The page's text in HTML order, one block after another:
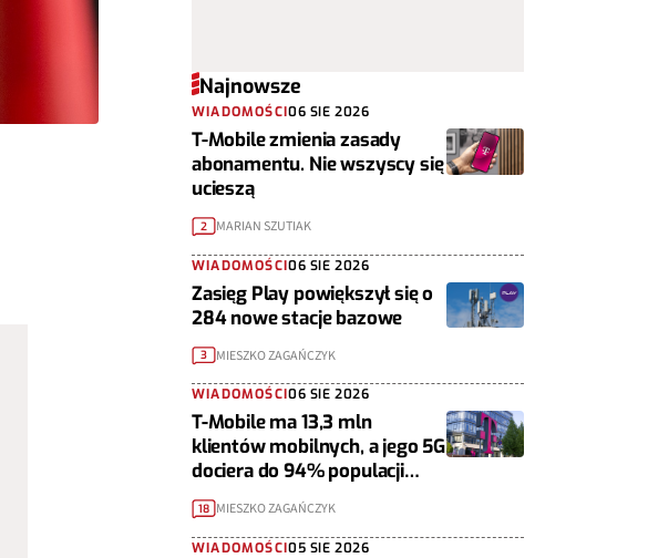
Najnowsze
WIADOMOŚCI06 SIE 2026
T-Mobile zmienia zasady
abonamentu. Nie wszyscy się
ucieszą
2 MARIAN SZUTIAK
WIADOMOŚCI06 SIE 2026
Zasięg Play powiększył się o
284 nowe stacje bazowe
3 MIESZKO ZAGAŃCZYK
WIADOMOŚCI06 SIE 2026
T-Mobile ma 13,3 mln
klientów mobilnych, a jego 5G
dociera do 94% populacji
Polski
18 MIESZKO ZAGAŃCZYK
WIADOMOŚCI05 SIE 2026